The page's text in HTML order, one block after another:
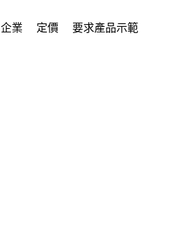
企業 定價 要求產品示範